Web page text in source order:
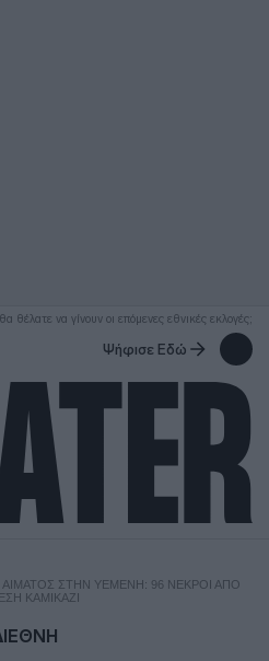
θέλατε να γίνουν οι επόμενες εθνικές εκλογές;
Ψήφισε Εδώ
ΣΤΗΝ ΥΕΜΈΝΗ: 96 ΝΕΚΡΟΊ ΑΠΌ
ΚΑΜΙΚΆΖΙ